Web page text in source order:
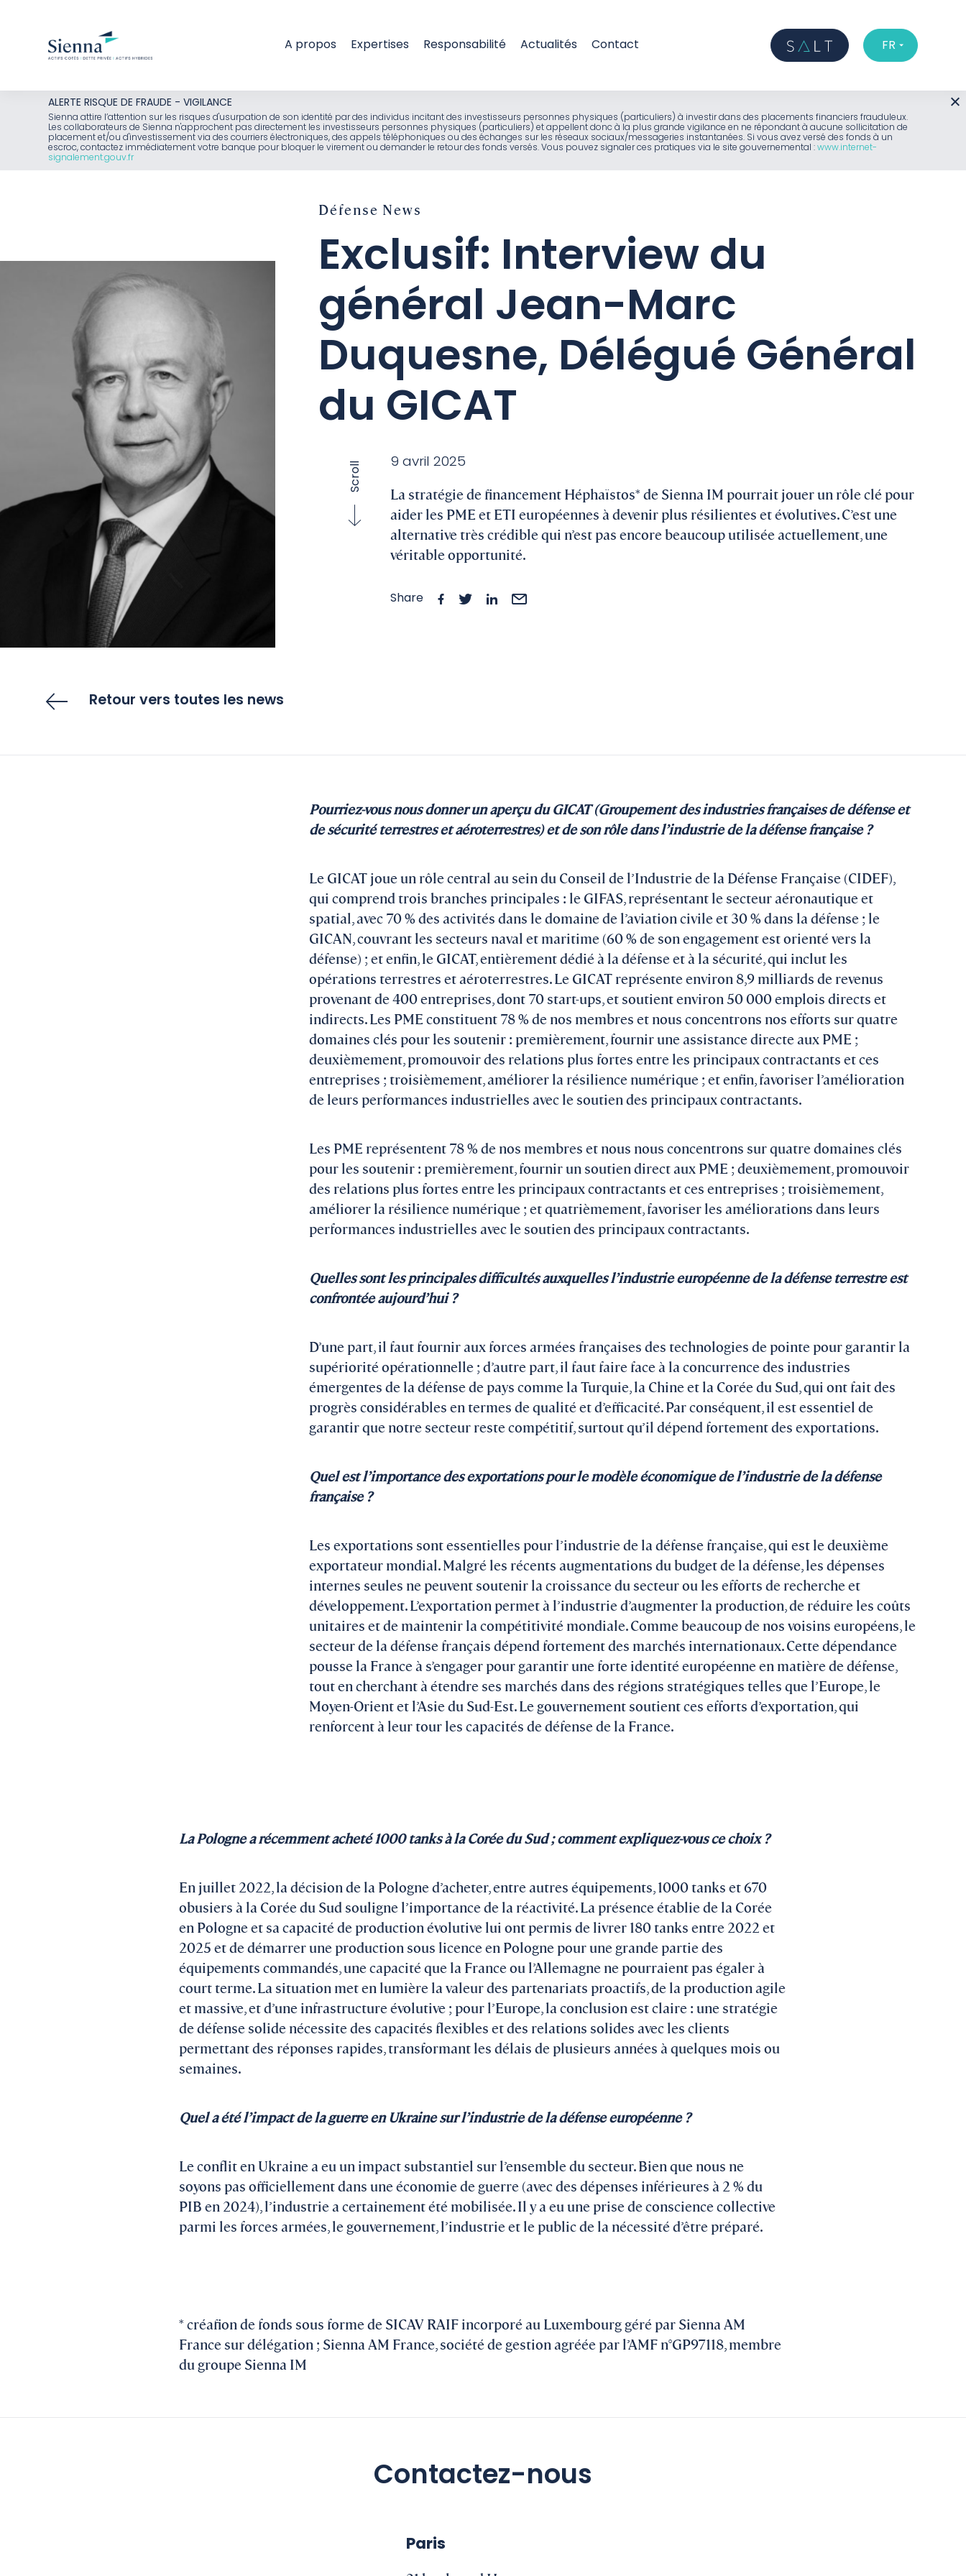
contenu
A propos Expertises Responsabilité Actualités Contact FR
ALERTE RISQUE DE FRAUDE - VIGILANCE
Sienna attire l’attention sur les risques d'usurpation de son identité par des individus incitant des investisseurs personnes physiques (particuliers) à investir dans des placements financiers frauduleux.
Les collaborateurs de Sienna n'approchent pas directement les investisseurs personnes physiques (particuliers) et appellent donc à la plus grande vigilance en ne répondant à aucune sollicitation de
placement et/ou d'investissement via des courriers électroniques, des appels téléphoniques ou des échanges sur les réseaux sociaux/messageries instantanées. Si vous avez versé des fonds à un
escroc, contactez immédiatement votre banque pour bloquer le virement ou demander le retour des fonds versés. Vous pouvez signaler ces pratiques via le site gouvernemental :www.internet-
signalement.gouv.fr
Défense News
Exclusif: Interview du
général Jean-Marc
Duquesne, Délégué Général
du GICAT
Scroll 9 avril 2025
La stratégie de financement Héphaïstos* de Sienna IM pourrait jouer un rôle clé pour
aider les PMEet ETI européennesà devenir plus résilientes et évolutives. C’est une
alternative très crédible qui n’est pas encore beaucoup utilisée actuellement, une
véritable opportunité.
Share
Retour vers toutes les news
Pourriez-vous nous donner un aperçu du GICAT (Groupement des industries françaises de défense et
de sécurité terrestres et aéroterrestres) et de son rôle dans l’industrie de la défense française ?
Le GICAT joue un rôle central au sein du Conseil de l’Industrie de la Défense Française (CIDEF),
qui comprend trois branches principales : le GIFAS, représentant le secteur aéronautique et
spatial, avec 70 % des activités dans le domaine de l’aviation civile et 30 % dans la défense ; le
GICAN, couvrant les secteurs naval et maritime (60 % de son engagement est orienté vers la
défense) ; et enfin, le GICAT, entièrement dédié à la défense et à la sécurité, qui inclut les
opérations terrestres et aéroterrestres. Le GICAT représente environ 8,9 milliards de revenus
provenant de 400 entreprises, dont 70 start-ups, et soutient environ 50 000 emplois directs et
indirects. Les PME constituent 78 % de nos membres et nous concentrons nos efforts sur quatre
domaines clés pour les soutenir : premièrement, fournir une assistance directe aux PME ;
deuxièmement, promouvoir des relations plus fortes entre les principaux contractants et ces
entreprises ; troisièmement, améliorer la résilience numérique ; et enfin, favoriser l’amélioration
de leurs performances industrielles avec le soutien des principaux contractants.
Les PME représentent 78 % de nos membres et nous nous concentrons sur quatre domaines clés
pour les soutenir : premièrement, fournir un soutien direct aux PME ; deuxièmement, promouvoir
des relations plus fortes entre les principaux contractants et ces entreprises ; troisièmement,
améliorer la résilience numérique ; et quatrièmement, favoriser les améliorations dans leurs
performances industrielles avec le soutien des principaux contractants.
Quelles sont les principales difficultés auxquelles l’industrie européenne de la défense terrestre est
confrontée aujourd’hui ?
D’une part, il faut fournir aux forces armées françaises des technologies de pointe pour garantir la
supériorité opérationnelle ; d’autre part, il faut faire face à la concurrence des industries
émergentes de la défense de pays comme la Turquie, la Chine et la Corée du Sud, qui ont fait des
progrès considérables en termes de qualité et d’efficacité. Par conséquent, il est essentiel de
garantir que notre secteur reste compétitif, surtout qu’il dépend fortement des exportations.
Quel est l’importance des exportations pour le modèle économique de l’industrie de la défense
française ?
Les exportations sont essentielles pour l’industrie de la défense française, qui est le deuxième
exportateur mondial. Malgré les récents augmentations du budget de la défense, les dépenses
internes seules ne peuvent soutenir la croissance du secteur ou les efforts de recherche et
développement. L’exportation permet à l’industrie d’augmenter la production, de réduire les coûts
unitaires et de maintenir la compétitivité mondiale. Comme beaucoup de nos voisins européens, le
secteur de la défense français dépend fortement des marchés internationaux. Cette dépendance
pousse la France à s’engager pour garantir une forte identité européenne en matière de défense,
tout en cherchant à étendre ses marchés dans des régions stratégiques telles que l’Europe, le
Moyen-Orient et l’Asie du Sud-Est. Le gouvernement soutient ces efforts d’exportation, qui
renforcent à leur tour les capacités de défense de la France.
La Pologne a récemment acheté 1000 tanks à la Corée du Sud ; comment expliquez-vous ce choix ?
En juillet 2022, la décision de la Pologne d’acheter, entre autres équipements, 1000 tanks et 670
obusiers à la Corée du Sud souligne l’importance de la réactivité. La présence établie de la Corée
en Pologne et sa capacité de production évolutive lui ont permis de livrer 180 tanks entre 2022 et
2025 et de démarrer une production sous licence en Pologne pour une grande partie des
équipements commandés, une capacité que la France ou l’Allemagne ne pourraient pas égaler à
court terme. La situation met en lumière la valeur des partenariats proactifs, de la production agile
et massive, et d’une infrastructure évolutive ; pour l’Europe, la conclusion est claire : une stratégie
de défense solide nécessite des capacités flexibles et des relations solides avec les clients
permettant des réponses rapides, transformant les délais de plusieurs années à quelques mois ou
semaines.
Quel a été l’impact de la guerre en Ukraine sur l’industrie de la défense européenne ?
Le conflit en Ukraine a eu un impact substantiel sur l’ensemble du secteur. Bien que nous ne
soyons pas officiellement dans une économie de guerre (avec des dépenses inférieures à 2 % du
PIB en 2024), l’industrie a certainement été mobilisée. Il y a eu une prise de conscience collective
parmi les forces armées, le gouvernement, l’industrie et le public de la nécessité d’être préparé.
* créafion de fonds sous forme de SICAV RAIF incorporé au Luxembourg géré par Sienna AM
France sur délégation ; Sienna AM France, société de gestion agréée par l’AMF n°GP97118, membre
du groupe Sienna IM
Contactez-nous
Paris